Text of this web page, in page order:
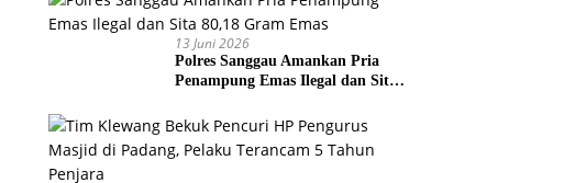
13 Juni 2026
Polres Sanggau Amankan Pria
Penampung Emas Ilegal dan Sita